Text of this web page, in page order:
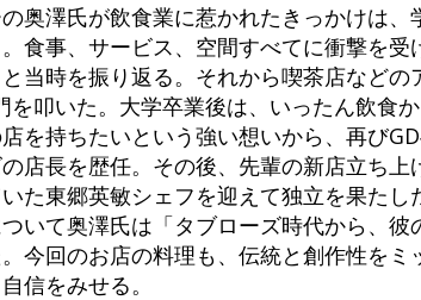
奥澤氏が飲食業に惹かれたきっかけは
食事、サービス、空間すべてに衝撃を
当時を振り返る。それから喫茶店など
を叩いた。大学卒業後は、いったん飲食
を持ちたいという強い想いから、再び
店長を歴任。その後、先輩の新店立ち
た東郷英敏シェフを迎えて独立を果た
いて奥澤氏は「タブローズ時代から、
今回のお店の料理も、伝統と創作性を
信をみせる。